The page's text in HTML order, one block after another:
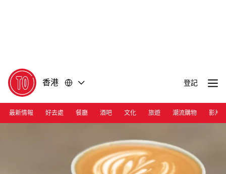
香港 登記
最新情報 好去處 餐廳 酒吧 文化 旅遊 潮流購物 影片